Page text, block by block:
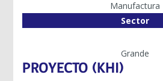
Manufactura
Sector
Grande
PROYECTO (KHI)